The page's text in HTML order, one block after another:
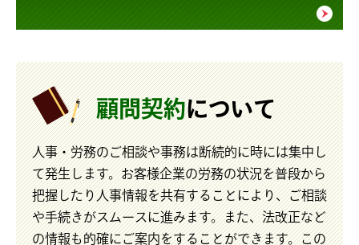
顧問契約について
人事・労務のご相談や事務は断続的に時には集中し
て発生します。お客様企業の労務の状況を普段から
把握したり人事情報を共有することにより、ご相談
や手続きがスムースに進みます。また、法改正など
の情報も的確にご案内をすることができます。この